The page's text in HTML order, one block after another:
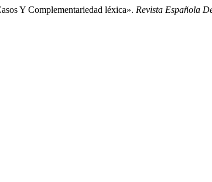
Y Complementariedad léxica». Revista Española